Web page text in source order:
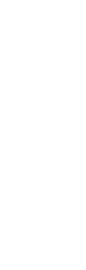
Me prejardhje
gëzoi një rritje
karrierën e tij në
2014, ai u bë
ACT. Në 2016,
NASCAR Pinty
vitin 2018,
Series dhe fitoi
më të mirë.
14-ti në
para për meritat
pasur parasysh
Labbé dhe
dispozicion.
Kur ai ishte